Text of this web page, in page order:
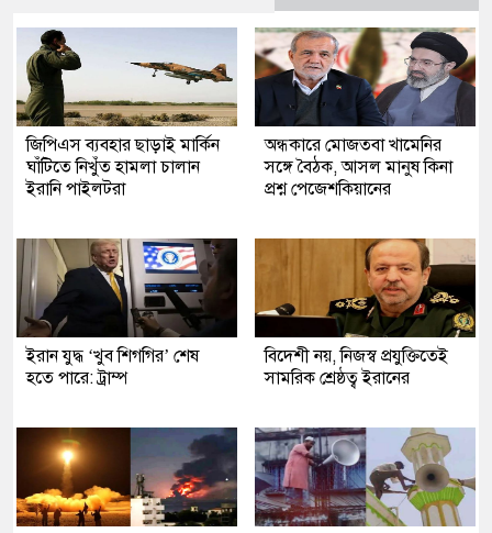
জিপিএস ব্যবহার ছাড়াই মার্কিন
ঘাঁটিতে নিখুঁত হামলা চালান
ইরানি পাইলটরা
অন্ধকারে মোজতবা খামেনির
সঙ্গে বৈঠক, আসল মানুষ কিনা
প্রশ্ন পেজেশকিয়ানের
ইরান যুদ্ধ ‘খুব শিগগির’ শেষ
হতে পারে: ট্রাম্প
বিদেশী নয়, নিজস্ব প্রযুক্তিতেই
সামরিক শ্রেষ্ঠত্ব ইরানের